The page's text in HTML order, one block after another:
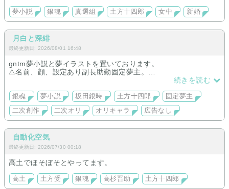
夢小説 銀魂 真選組 土方十四郎 女中 新婚
月白と深緋
最終更新日: 2026/08/01 16:48
gntm夢小説と夢イラストを置いております。
⚠名前、顔、設定あり副長助勤固定夢主。
続きを読む
銀魂 夢小説 坂田銀時 土方十四郎
固定夢主
二次創作
二次オリ オリキャラ 広告なし
自動化空気
最終更新日: 2026/07/30 00:18
高土でほそぼそとやってます。
高土 土方受 銀魂 高杉晋助 土方十四郎